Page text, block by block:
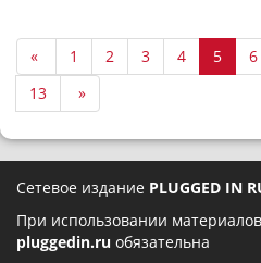
« 1 2 3 4 5 6
13
»
Сетевое издание PLUGGED IN
При использовании
pluggedin.ru обязательна